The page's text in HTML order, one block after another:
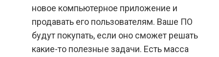
новое компьютерное приложение и
продавать его пользователям. Ваше ПО
будут покупать, если оно сможет решать
какие-то полезные задачи. Есть масса